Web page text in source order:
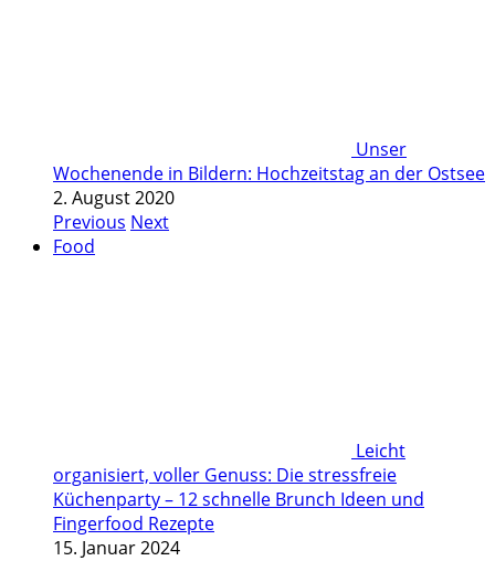
Unser
Wochenende in Bildern: Hochzeitstag an der Ostsee
2. August 2020
Previous Next
Food
Leicht
organisiert, voller Genuss: Die stressfreie
Küchenparty – 12 schnelle Brunch Ideen und
Fingerfood Rezepte
15. Januar 2024